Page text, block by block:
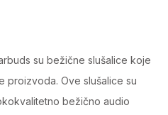
su bežične slušalice koje
proizvoda. Ove slušalice su
bežično audio